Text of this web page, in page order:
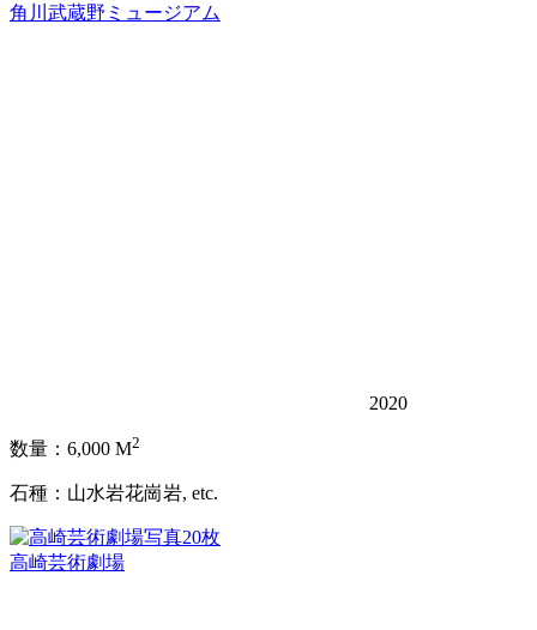
角川武蔵野ミュージアム
2020
数量：6,000 M2
石種：山水岩花崗岩, etc.
写真20枚
高崎芸術劇場